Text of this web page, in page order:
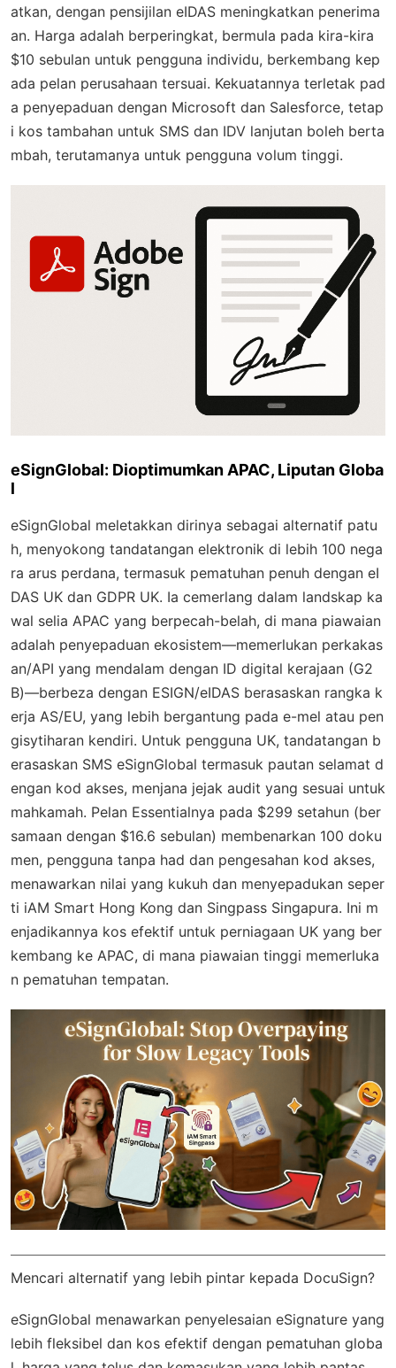
atkan, dengan pensijilan eIDAS meningkatkan penerima
an. Harga adalah berperingkat, bermula pada kira-kira
$10 sebulan untuk pengguna individu, berkembang kep
ada pelan perusahaan tersuai. Kekuatannya terletak pad
a penyepaduan dengan Microsoft dan Salesforce, tetap
i kos tambahan untuk SMS dan IDV lanjutan boleh berta
mbah, terutamanya untuk pengguna volum tinggi.
eSignGlobal: Dioptimumkan APAC, Liputan Globa
l
eSignGlobal meletakkan dirinya sebagai alternatif patu
h, menyokong tandatangan elektronik di lebih 100 nega
ra arus perdana, termasuk pematuhan penuh dengan eI
DAS UK dan GDPR UK. Ia cemerlang dalam landskap ka
wal selia APAC yang berpecah-belah, di mana piawaian
adalah penyepaduan ekosistem—memerlukan perkakas
an/API yang mendalam dengan ID digital kerajaan (G2
B)—berbeza dengan ESIGN/eIDAS berasaskan rangka k
erja AS/EU, yang lebih bergantung pada e-mel atau pen
gisytiharan kendiri. Untuk pengguna UK, tandatangan b
erasaskan SMS eSignGlobal termasuk pautan selamat d
engan kod akses, menjana jejak audit yang sesuai untuk
mahkamah. Pelan Essentialnya pada $299 setahun (ber
samaan dengan $16.6 sebulan) membenarkan 100 doku
men, pengguna tanpa had dan pengesahan kod akses,
menawarkan nilai yang kukuh dan menyepadukan seper
ti iAM Smart Hong Kong dan Singpass Singapura. Ini m
enjadikannya kos efektif untuk perniagaan UK yang ber
kembang ke APAC, di mana piawaian tinggi memerluka
n pematuhan tempatan.
Mencari alternatif yang lebih pintar kepada DocuSign?
eSignGlobal menawarkan penyelesaian eSignature yang
lebih fleksibel dan kos efektif dengan pematuhan globa